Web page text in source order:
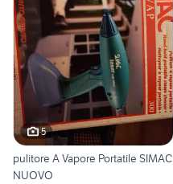
5
pulitore A Vapore Portatile SIMAC
NUOVO